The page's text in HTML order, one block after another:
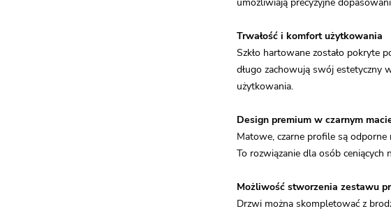
Trwałość i komfort użytkowania
Szkło hartowane zostało pokryte
długo zachowują swój estetyczny
użytkowania.
Design premium w czarnym
Matowe, czarne profile są
To rozwiązanie dla osób
Możliwość stworzenia zestawu
Drzwi można skompletować z